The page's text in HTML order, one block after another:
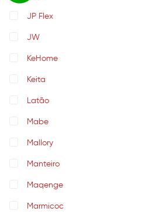
JP Flex
JW
KeHome
Keita
Latão
Mabe
Mallory
Manteiro
Maqenge
Marmicoc